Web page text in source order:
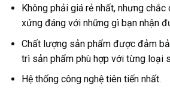
Không phải giá rẻ nhất, nhưng
xứng đáng với những gì bạn nhận
Chất lượng sản phẩm được đảm
trì sản phẩm phù hợp với từng loại
Hệ thống công nghệ tiên tiến nhất.